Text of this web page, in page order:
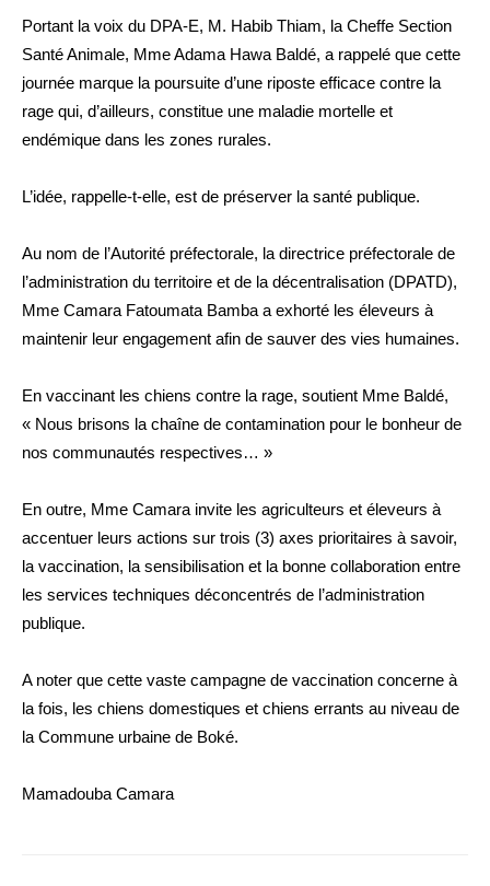
Portant la voix du DPA-E, M. Habib Thiam, la Cheffe Section
Santé Animale, Mme Adama Hawa Baldé, a rappelé que cette
journée marque la poursuite d’une riposte efficace contre la
rage qui, d’ailleurs, constitue une maladie mortelle et
endémique dans les zones rurales.
L’idée, rappelle-t-elle, est de préserver la santé publique.
Au nom de l’Autorité préfectorale, la directrice préfectorale de
l’administration du territoire et de la décentralisation (DPATD),
Mme Camara Fatoumata Bamba a exhorté les éleveurs à
maintenir leur engagement afin de sauver des vies humaines.
En vaccinant les chiens contre la rage, soutient Mme Baldé,
« Nous brisons la chaîne de contamination pour le bonheur de
nos communautés respectives… »
En outre, Mme Camara invite les agriculteurs et éleveurs à
accentuer leurs actions sur trois (3) axes prioritaires à savoir,
la vaccination, la sensibilisation et la bonne collaboration entre
les services techniques déconcentrés de l’administration
publique.
A noter que cette vaste campagne de vaccination concerne à
la fois, les chiens domestiques et chiens errants au niveau de
la Commune urbaine de Boké.
Mamadouba Camara